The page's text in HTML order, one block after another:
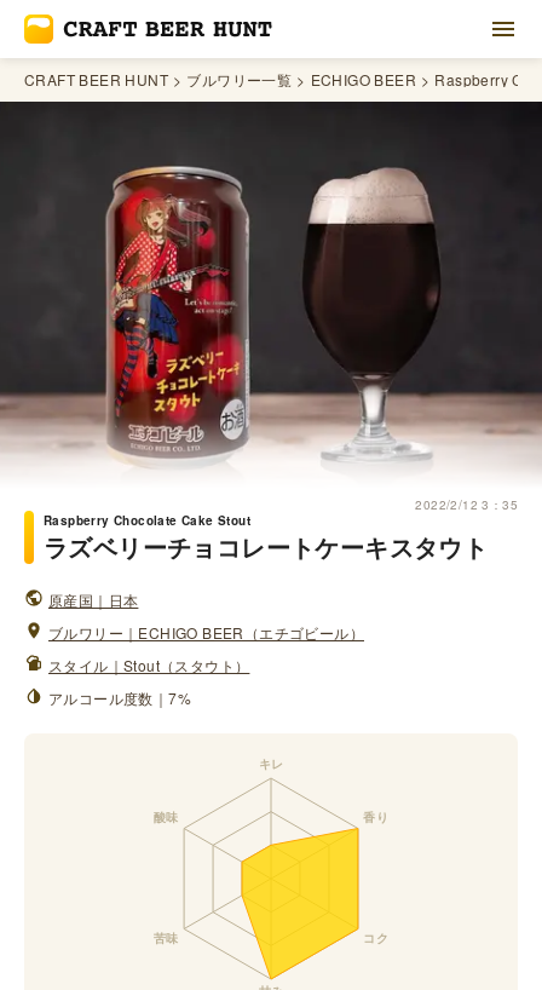
CRAFT BEER HUNT ブルワリー一覧 ECHIGO BEER Raspberry
2022/2/12 3：35
Raspberry Chocolate Cake Stout
ラズベリーチョコレートケーキスタウト
原産国｜日本
ブルワリー｜ECHIGO BEER（エチゴビール）
スタイル｜Stout（スタウト）
アルコール度数｜7%